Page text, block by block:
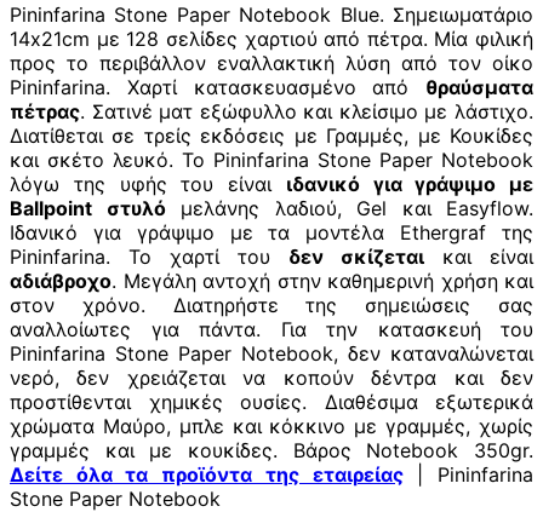
Pininfarina Stone Paper Notebook Blue. Σημειωματάριο
14x21cm με 128 σελίδες χαρτιού από πέτρα. Μία φιλική
προς το περιβάλλον εναλλακτική λύση από τον οίκο
Pininfarina. Χαρτί κατασκευασμένο από θραύσματα
πέτρας. Σατινέ ματ εξώφυλλο και κλείσιμο με λάστιχο.
Διατίθεται σε τρείς εκδόσεις με Γραμμές, με Κουκίδες
και σκέτο λευκό. To Pininfarina Stone Paper Notebook
λόγω της υφής του είναι ιδανικό για γράψιμο με
Ballpoint στυλόμελάνης λαδιού, Gel και Easyflow.
Ιδανικό για γράψιμο με τα μοντέλα Ethergraf της
Pininfarina. Το χαρτί του δεν σκίζεται και είναι
αδιάβροχο. Μεγάλη αντοχή στην καθημερινή χρήση και
στον χρόνο. Διατηρήστε της σημειώσεις σας
αναλλοίωτες για πάντα. Για την κατασκευή του
Pininfarina Stone Paper Notebook, δεν καταναλώνεται
νερό, δεν χρειάζεται να κοπούν δέντρα και δεν
προστίθενται χημικές ουσίες. Διαθέσιμα εξωτερικά
χρώματα Μαύρο, μπλε και κόκκινο με γραμμές, χωρίς
γραμμές και με κουκίδες. Βάρος Notebook 350gr.
Δείτε όλα τα προϊόντα της εταιρείας| Pininfarina
Stone Paper Notebook